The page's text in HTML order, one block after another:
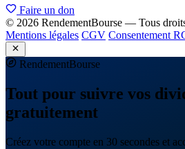
Faire un don
© 2026 RendementBourse — Tous
Mentions légales CGV Consentement
RendementBourse
Tout pour suivre vos
gratuitement
Créez votre compte en 30 secondes et